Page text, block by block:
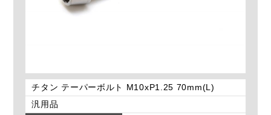
チタン テーパーボルト M10xP1.25 70mm(L)
汎用品